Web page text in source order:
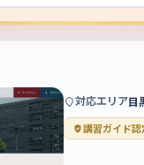
対応エリア目
講習ガイド認